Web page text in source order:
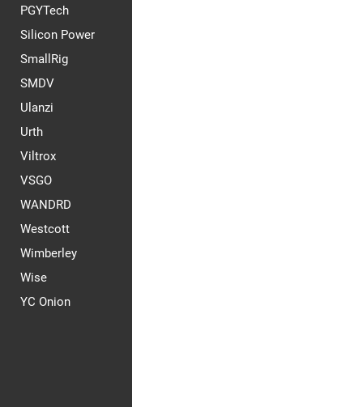
PGYTech
Silicon Power
SmallRig
SMDV
Ulanzi
Urth
Viltrox
VSGO
WANDRD
Westcott
Wimberley
Wise
YC Onion